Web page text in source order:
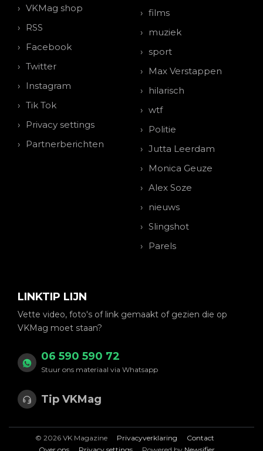
VKMag shop
RSS
Facebook
Twitter
Instagram
Tik Tok
Privacy settings
Partnerberichten
films
muziek
sport
Max Verstappen
hilarisch
wtf
Politie
Jutta Leerdam
Monica Geuze
Alex Soze
nieuws
Slingshot
Parels
LINKTIP LIJN
Vette video, foto's of link gemaakt of gezien die op
VKMag moet staan?
06 590 590 72
Stuur ons materiaal via Whatsapp
Tip VKMag
© 2026 VK Magazine Privacyverklaring
Contact